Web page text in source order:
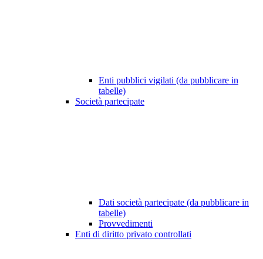
Enti pubblici vigilati (da pubblicare in
tabelle)
Società partecipate
Dati società partecipate (da pubblicare in
tabelle)
Provvedimenti
Enti di diritto privato controllati